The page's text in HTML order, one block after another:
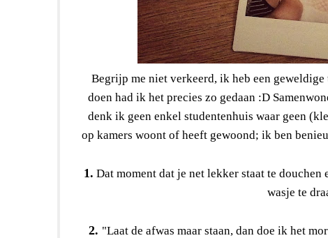
Begrijp me niet verkeerd, ik heb een
doen had ik het precies zo gedaan :D
denk ik geen enkel studentenhuis waar geen
op kamers woont of heeft gewoond; ik ben
1. Dat moment dat je net lekker staat te
wasje te
2. "Laat de afwas maar staan, dan doe ik het